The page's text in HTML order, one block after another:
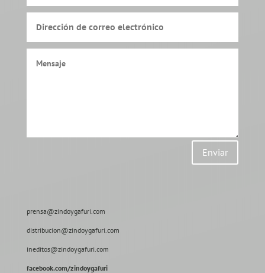
Enviar
prensa@zindoygafuri.com
distribucion@zindoygafuri.com
ineditos@zindoygafuri.com
facebook.com/zindoygafuri